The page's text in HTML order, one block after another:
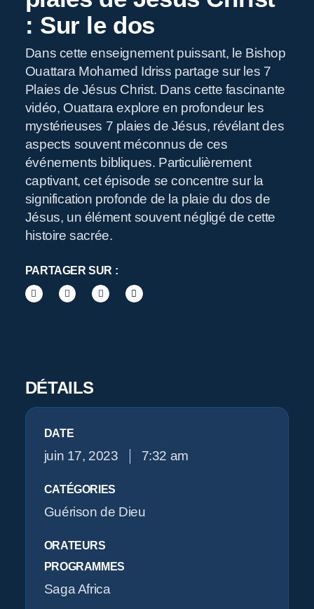
: Sur le dos
Dans cette enseignement puissant, le Bishop
Ouattara Mohamed Idriss partage sur les 7
Plaies de Jésus Christ. Dans cette fascinante
vidéo, Ouattara explore en profondeur les
mystérieuses 7 plaies de Jésus, révélant des
aspects souvent méconnus de ces
événements bibliques. Particulièrement
captivant, cet épisode se concentre sur la
signification profonde de la plaie du dos de
Jésus, un élément souvent négligé de cette
histoire sacrée.
PARTAGER SUR :
DÉTAILS
DATE
juin 17, 2023 7:32 am
CATÉGORIES
Guérison de Dieu
ORATEURS
PROGRAMMES
Saga Africa